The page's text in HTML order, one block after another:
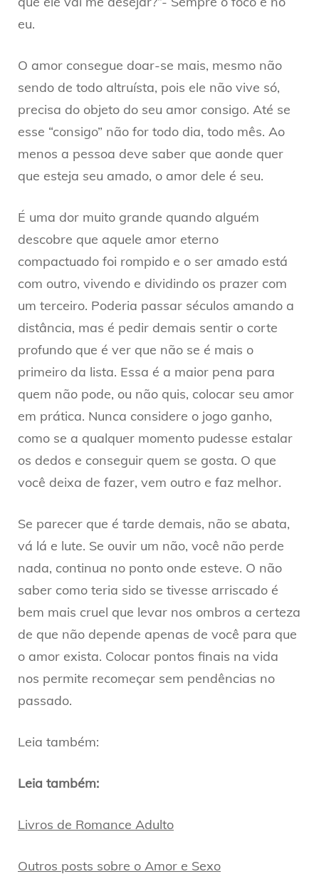
eu.
O amor consegue doar-se mais, mesmo não
sendo de todo altruísta, pois ele não vive só,
precisa do objeto do seu amor consigo. Até se
esse “consigo” não for todo dia, todo mês. Ao
menos a pessoa deve saber que aonde quer
que esteja seu amado, o amor dele é seu.
É uma dor muito grande quando alguém
descobre que aquele amor eterno
compactuado foi rompido e o ser amado está
com outro, vivendo e dividindo os prazer com
um terceiro. Poderia passar séculos amando a
distância, mas é pedir demais sentir o corte
profundo que é ver que não se é mais o
primeiro da lista. Essa é a maior pena para
quem não pode, ou não quis, colocar seu amor
em prática. Nunca considere o jogo ganho,
como se a qualquer momento pudesse estalar
os dedos e conseguir quem se gosta. O que
você deixa de fazer, vem outro e faz melhor.
Se parecer que é tarde demais, não se abata,
vá lá e lute. Se ouvir um não, você não perde
nada, continua no ponto onde esteve. O não
saber como teria sido se tivesse arriscado é
bem mais cruel que levar nos ombros a certeza
de que não depende apenas de você para que
o amor exista. Colocar pontos finais na vida
nos permite recomeçar sem pendências no
passado.
Leia também:
Leia também:
Livros de Romance Adulto
Outros posts sobre o Amor e Sexo